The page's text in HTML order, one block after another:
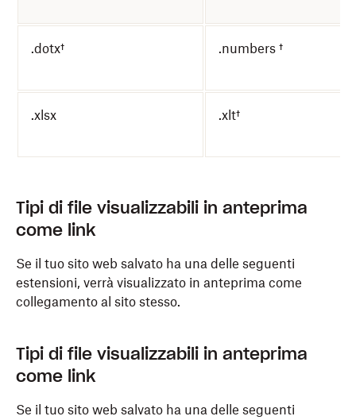
.dotx† .numbers †
.xlsx .xlt†
Tipi di file visualizzabili in anteprima
come link
Se il tuo sito web salvato ha una delle seguenti
estensioni, verrà visualizzato in anteprima come
collegamento al sito stesso.
Tipi di file visualizzabili in anteprima
come link
Se il tuo sito web salvato ha una delle seguenti